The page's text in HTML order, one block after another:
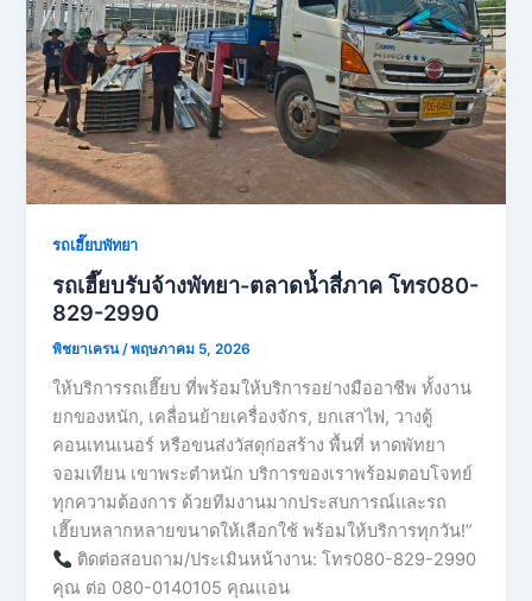
รถเฮี๊ยบพัทยา
รถเฮี๊ยบรับจ้างพัทยา-ตลาดน้ำสี่ภาค โทร080-
829-2990
พิชยาเครน/พฤษภาคม 5, 2026
ให้บริการรถเฮี๊ยบ ที่พร้อมให้บริการอย่างมืออาชีพ ทั้งงาน
ยกของหนัก, เคลื่อนย้ายเครื่องจักร, ยกเสาไฟ, วางตู้
คอนเทนเนอร์ หรือขนส่งวัสดุก่อสร้าง พื้นที่ หาดพัทยา
จอมเทียน เขาพระตำหนัก บริการของเราพร้อมตอบโจทย์
ทุกความต้องการ ด้วยทีมงานมากประสบการณ์และรถ
เฮี๊ยบหลากหลายขนาดให้เลือกใช้ พร้อมให้บริการทุกวัน!”
ติดต่อสอบถาม/ประเมินหน้างาน: โทร080-829-2990
คุณ ต่อ 080-0140105 คุณเเอน